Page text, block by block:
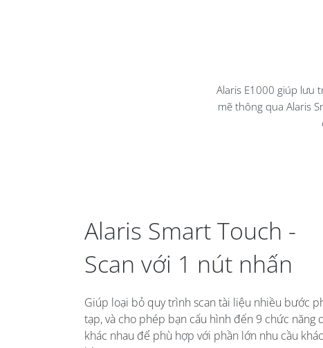
13/02/2023
Alaris E1000 giúp lưu
mẽ thông qua Alaris
Alaris Smart Touch -
Scan với 1 nút nhấn
Giúp loại bỏ quy trình scan tài liệu nhiều bước
tạp, và cho phép bạn cấu hình đến 9 chức năng
khác nhau để phù hợp với phần lớn nhu cầu